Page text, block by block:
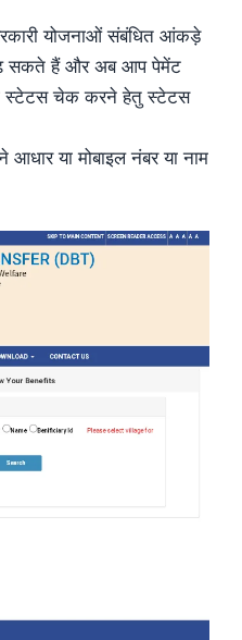
योजनाओं संबंधित आंकड़े
सकते हैं और अब आप पेमेंट
स्टेटस चेक करने हेतु स्टेटस
या मोबाइल नंबर या नाम